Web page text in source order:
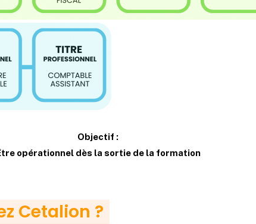
Objectif :
tre opérationnel dès la sortie de la formation
Cetalion ?